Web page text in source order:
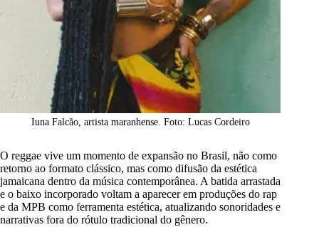
Iuna Falcão, artista maranhense. Foto: Lucas Cordeiro
O reggae vive um momento de expansão no Brasil, não como
retorno ao formato clássico, mas como difusão da estética
jamaicana dentro da música contemporânea. A batida arrastada
e o baixo incorporado voltam a aparecer em produções do rap
e da MPB como ferramenta estética, atualizando sonoridades e
narrativas fora do rótulo tradicional do gênero.